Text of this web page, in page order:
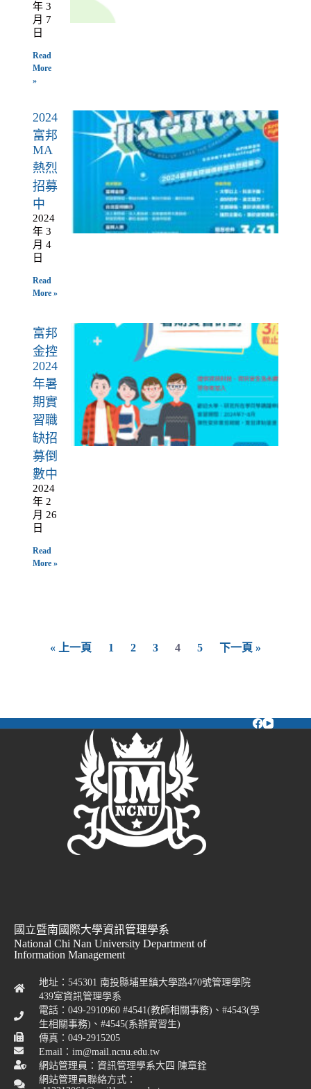
年 3
月 7
日
Read
More
»
2024
富邦
MA
熱烈
招募
中
2024
年 3
月 4
日
Read
More »
富邦
金控
2024
年暑
期實
習職
缺招
募倒
數中
2024
年 2
月 26
日
Read
More »
« 上一頁 1 2 3 4 5 下一頁 »
國立暨南國際大學資訊管理學系
National Chi Nan University Department of
Information Management
地址：545301 南投縣埔里鎮大學路470號管理學院
439室資訊管理學系
電話：049-2910960 #4541(教師相關事務)、#4543(學
生相關事務)、#4545(系辦實習生)
傳真：049-2915205
Email：im@mail.ncnu.edu.tw
網站管理員：資訊管理學系大四 陳章銓
網站管理員聯絡方式：